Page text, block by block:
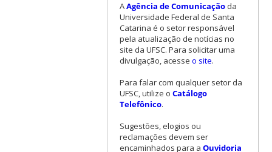
AAgência de Comunicaçãoda
Universidade Federal de Santa
Catarina é o setor responsável
pela atualização de notícias no
site da UFSC. Para solicitar uma
divulgação, acesse o site.
Para falar com qualquer setor da
UFSC, utilize o Catálogo
Telefônico.
Sugestões, elogios ou
reclamações devem ser
encaminhados para a Ouvidoria